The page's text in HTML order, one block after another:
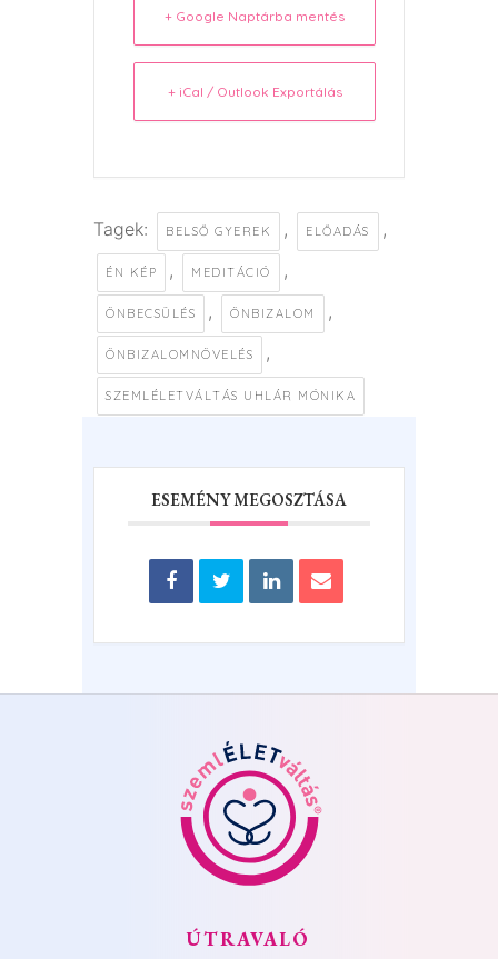
+ Google Naptárba mentés
+ iCal / Outlook Exportálás
Tagek: BELSŐ GYEREK , ELŐADÁS ,
ÉN KÉP , MEDITÁCIÓ ,
ÖNBECSÜLÉS , ÖNBIZALOM ,
ÖNBIZALOMNÖVELÉS ,
SZEMLÉLETVÁLTÁS UHLÁR MÓNIKA
ESEMÉNY MEGOSZTÁSA
ÚTRAVALÓ